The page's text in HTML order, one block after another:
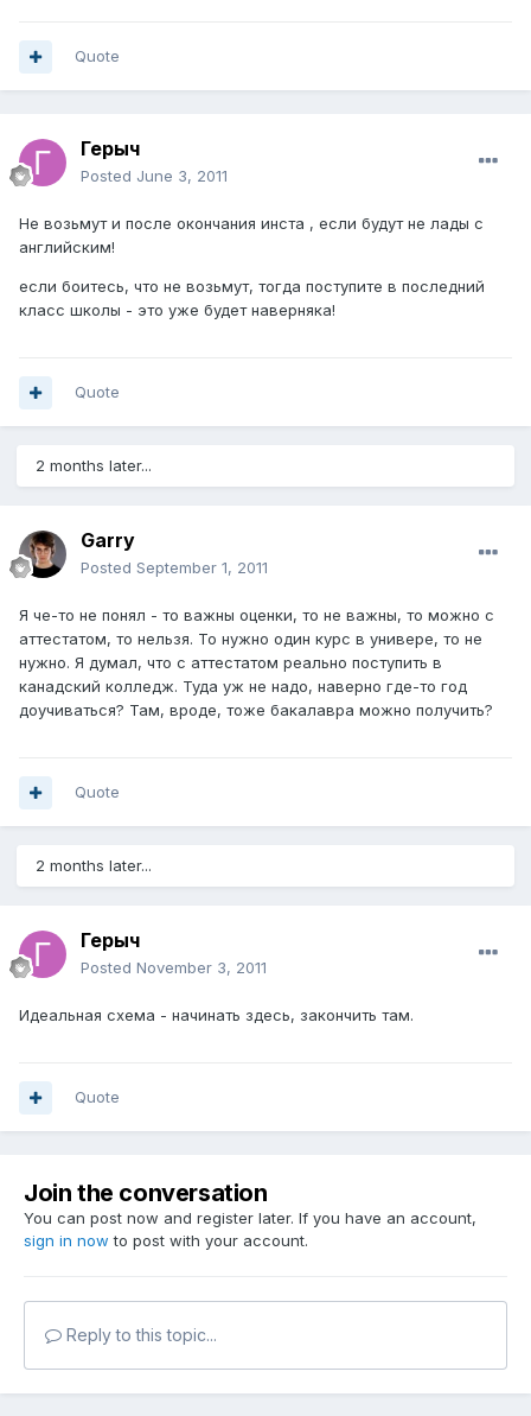
Quote
Герыч
Posted June 3, 2011
Не возьмут и после окончания инста , если будут не лады с
английским!
если боитесь, что не возьмут, тогда поступите в последний
класс школы - это уже будет наверняка!
Quote
2 months later...
Garry
Posted September 1, 2011
Я че-то не понял - то важны оценки, то не важны, то можно с
аттестатом, то нельзя. То нужно один курс в универе, то не
нужно. Я думал, что с аттестатом реально поступить в
канадский колледж. Туда уж не надо, наверно где-то год
доучиваться? Там, вроде, тоже бакалавра можно получить?
Quote
2 months later...
Герыч
Posted November 3, 2011
Идеальная схема - начинать здесь, закончить там.
Quote
Join the conversation
You can post now and register later. If you have an account,
sign in now to post with your account.
Reply to this topic...